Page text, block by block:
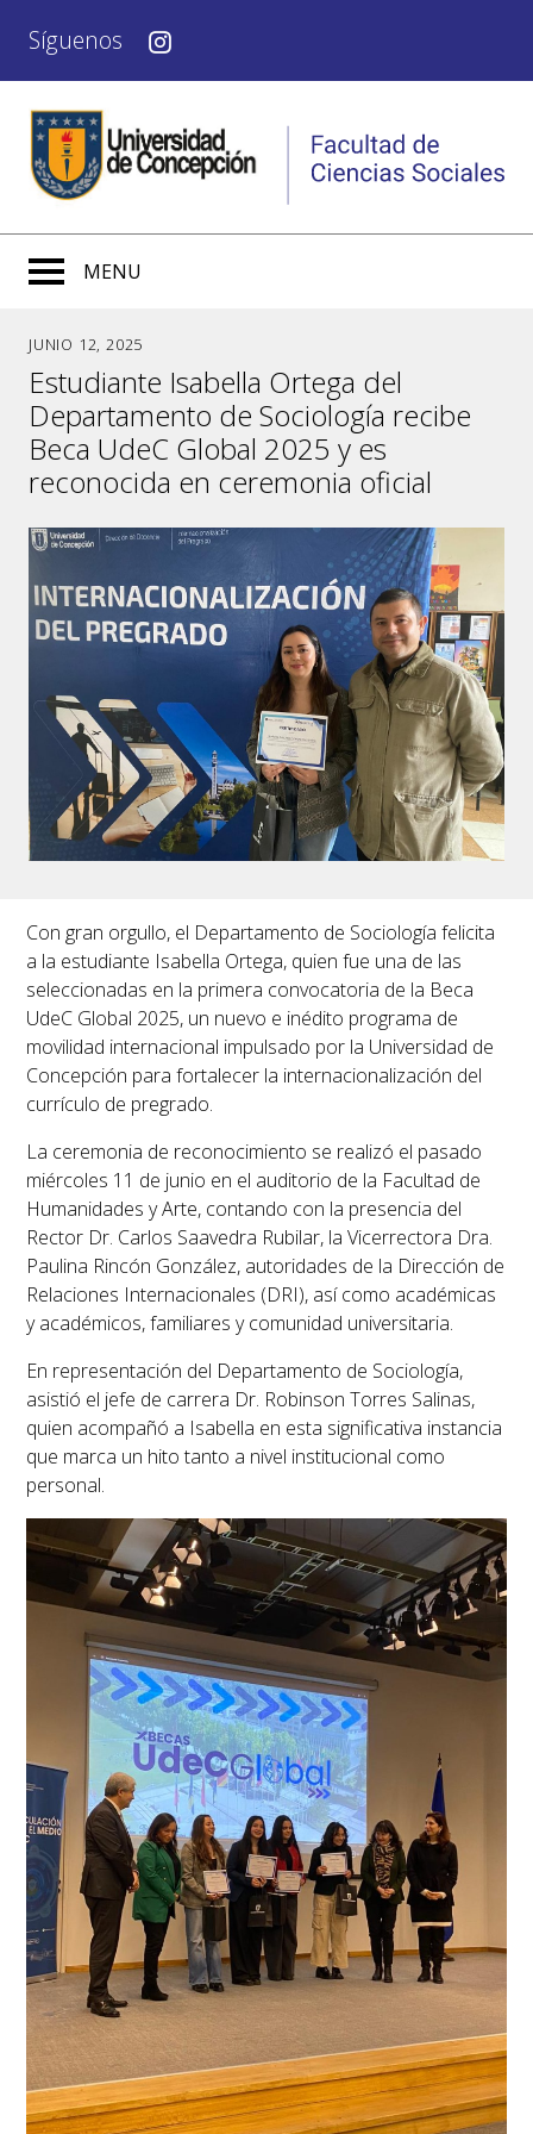
Síguenos
MENU
JUNIO 12, 2025
Estudiante Isabella Ortega del
Departamento de Sociología recibe
Beca UdeC Global 2025 y es
reconocida en ceremonia oficial
Con gran orgullo, el Departamento de Sociología felicita
a la estudiante Isabella Ortega, quien fue una de las
seleccionadas en la primera convocatoria de la Beca
UdeC Global 2025, un nuevo e inédito programa de
movilidad internacional impulsado por la Universidad de
Concepción para fortalecer la internacionalización del
currículo de pregrado.
La ceremonia de reconocimiento se realizó el pasado
miércoles 11 de junio en el auditorio de la Facultad de
Humanidades y Arte, contando con la presencia del
Rector Dr. Carlos Saavedra Rubilar, laVicerrectora Dra.
Paulina Rincón González, autoridades de la Dirección de
Relaciones Internacionales (DRI), así como académicas
y académicos, familiares y comunidad universitaria.
En representación del Departamento de Sociología,
asistió el jefe de carrera Dr. Robinson Torres Salinas,
quien acompañó a Isabella en esta significativa instancia
que marca un hito tanto a nivel institucional como
personal.